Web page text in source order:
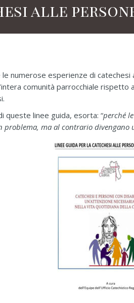
alle
numerose esperienze di
comunità parrocchiale rispetto
queste linee guida, esorta: “perché
ma al contrario